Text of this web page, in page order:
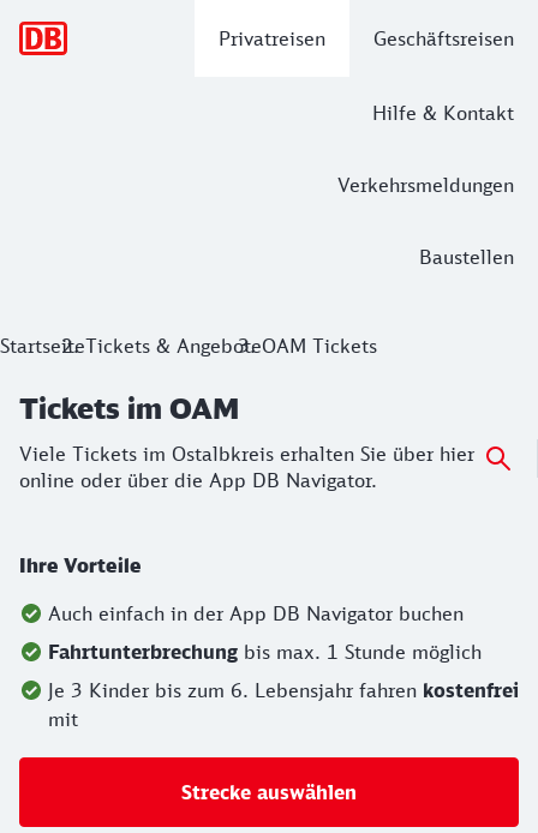
Privatreisen Geschäftsreisen
Hilfe & Kontakt
Verkehrsmeldungen
Baustellen
Tickets im OAM
StartseiteTickets & AngeboteOAM Tickets
Tickets im OAM
Viele Tickets im Ostalbkreis erhalten Sie über hier
online oder über die App DB Navigator.
Ihre Vorteile
Auch einfach in der App DB Navigator buchen
Fahrtunterbrechung bis max. 1 Stunde möglich
Je 3 Kinder bis zum 6. Lebensjahr fahren kostenfrei
mit
Strecke auswählen